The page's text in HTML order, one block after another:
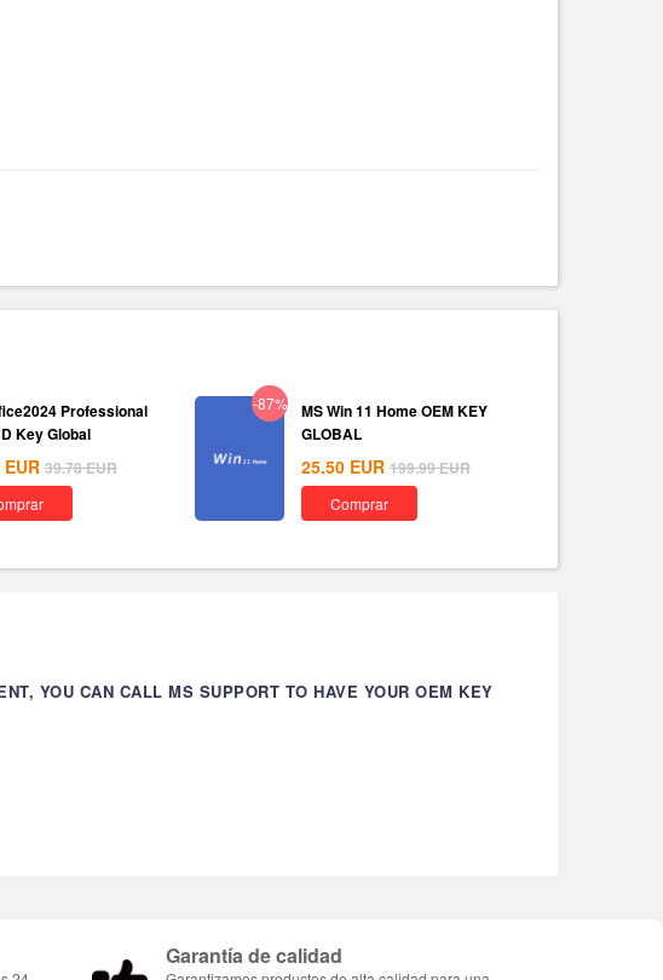
Professional
Key Global
EUR 39.78EUR
-87%
MS Win 11 Home OEM KEY
GLOBAL
25.50 EUR 199.99EUR
Comprar
YOU CAN CALL MS SUPPORT TO HAVE YOUR OEM KEY
Garantía de calidad